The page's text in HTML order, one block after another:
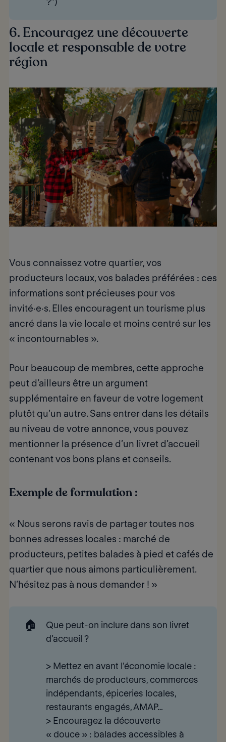
6. Encouragez une découverte
locale et responsable de votre
région
Vous connaissez votre quartier, vos
producteurs locaux, vos balades préférées : ces
informations sont précieuses pour vos
invité·e·s. Elles encouragent un tourisme plus
ancré dans la vie locale et moins centré sur les
« incontournables ».
Pour beaucoup de membres, cette approche
peut d’ailleurs être un argument
supplémentaire en faveur de votre logement
plutôt qu’un autre. Sans entrer dans les détails
au niveau de votre annonce, vous pouvez
mentionner la présence d’un livret d’accueil
contenant vos bons plans et conseils.
Exemple de formulation :
« Nous serons ravis de partager toutes nos
bonnes adresses locales : marché de
producteurs, petites balades à pied et cafés de
quartier que nous aimons particulièrement.
N’hésitez pas à nous demander ! »
🏠
Que peut-on inclure dans son livret
d’accueil ?
> Mettez en avant l’économie locale:
marchés de producteurs, commerces
indépendants, épiceries locales,
restaurants engagés, AMAP…
> Encouragez la découverte
« douce »: balades accessibles à